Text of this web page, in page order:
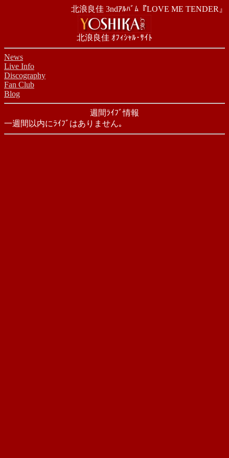
北浪良佳 3ndｱﾙﾊﾞﾑ『LOVE ME TENDER』
北浪良佳 ｵﾌｨｼｬﾙ･ｻｲﾄ
News
Live Info
Discography
Fan Club
Blog
週間ﾗｲﾌﾞ情報
一週間以内にﾗｲﾌﾞはありません｡